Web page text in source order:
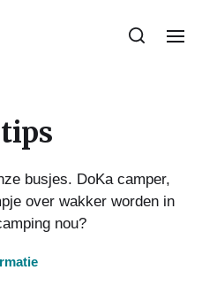
busjes. DoKa camper,
over wakker worden in
nou?